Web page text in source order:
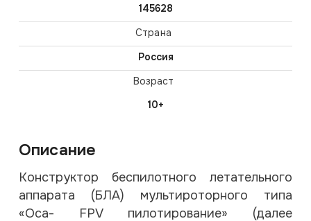
145628
Страна
Россия
Возраст
10+
Описание
Конструктор беспилотного летательного
аппарата (БЛА) мультироторного типа
«Оса- FPV пилотирование» (далее